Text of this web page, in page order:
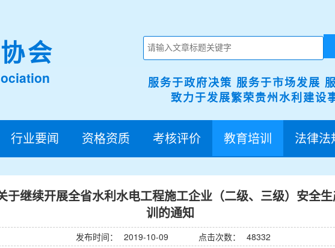
会
服务于政府决策 服务于市场发展
致力于发展繁荣贵州水利建设
行业要闻 资格资质 考核评价 教育培训 法律法
于继续开展全省水利水电工程施工企业（二级、三级）安全
训的通知
发布时间： 2019-10-09 点击次数： 48332